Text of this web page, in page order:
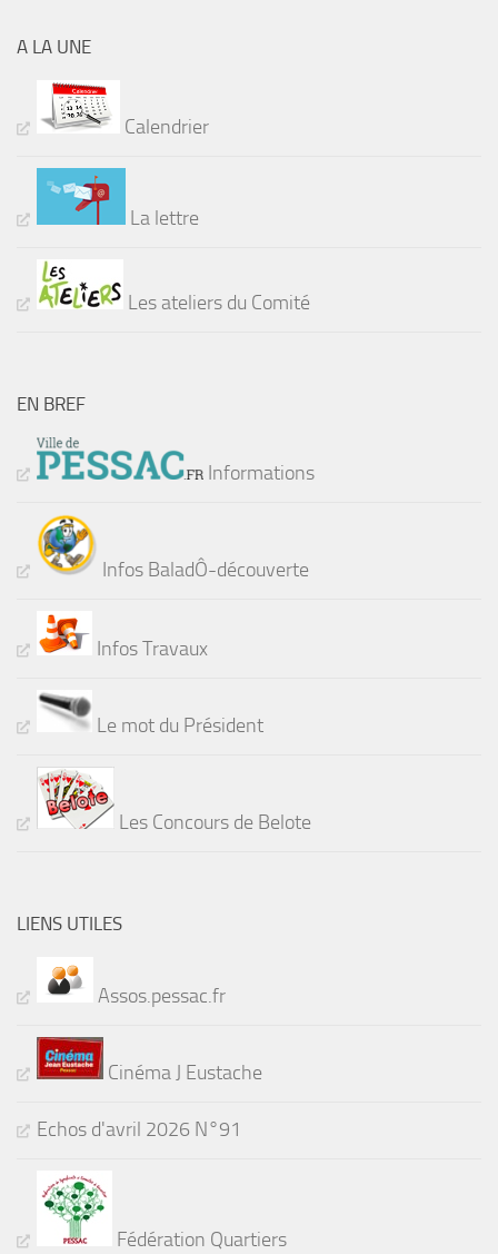
A LA UNE
Calendrier
La lettre
Les ateliers du Comité
EN BREF
Informations
Infos BaladÔ-découverte
Infos Travaux
Le mot du Président
Les Concours de Belote
LIENS UTILES
Assos.pessac.fr
Cinéma J Eustache
Echos d'avril 2026 N°91
Fédération Quartiers